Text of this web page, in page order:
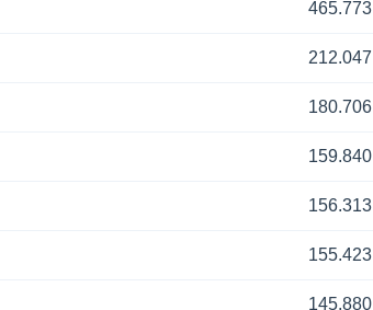
465.773
212.047
180.706
159.840
156.313
155.423
145.880